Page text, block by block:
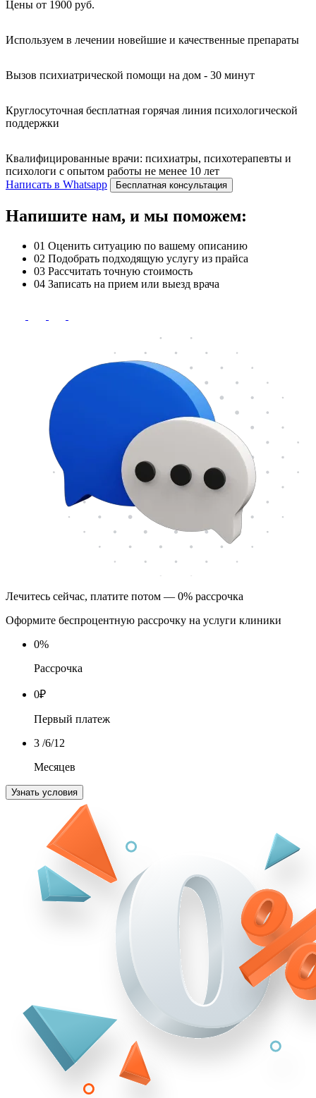
Цены от 1900 руб.
Используем в лечении новейшие и качественные препараты
Вызов психиатрической помощи на дом - 30 минут
Круглосуточная бесплатная горячая линия психологической
поддержки
Квалифицированные врачи: психиатры, психотерапевты и
психологи с опытом работы не менее 10 лет
Написать в Whatsapp
Бесплатная консультация
Напишите нам, и мы поможем:
01 Оценить ситуацию по вашему описанию
02 Подобрать подходящую услугу из прайса
03 Рассчитать точную стоимость
04 Записать на прием или выезд врача
Лечитесь сейчас, платите потом — 0% рассрочка
Оформите беспроцентную рассрочку на услуги клиники
0%
Рассрочка
0₽
Первый платеж
3 /6/12
Месяцев
Узнать условия